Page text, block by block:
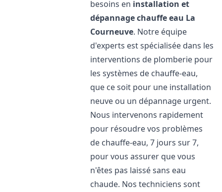
besoins en installation et
dépannage chauffe eau La
Courneuve. Notre équipe
d'experts est spécialisée dans les
interventions de plomberie pour
les systèmes de chauffe-eau,
que ce soit pour une installation
neuve ou un dépannage urgent.
Nous intervenons rapidement
pour résoudre vos problèmes
de chauffe-eau, 7 jours sur 7,
pour vous assurer que vous
n'êtes pas laissé sans eau
chaude. Nos techniciens sont